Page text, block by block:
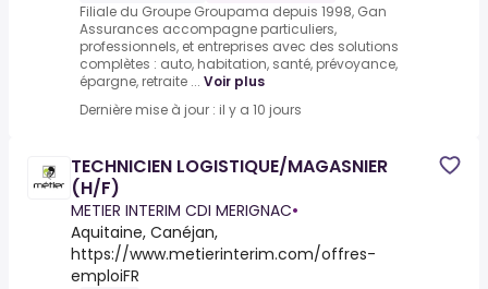
Filiale du Groupe Groupama depuis 1998, Gan
Assurances accompagne particuliers,
professionnels, et entreprises avec des solutions
complètes : auto, habitation, santé, prévoyance,
épargne, retraite ... Voir plus
Dernière mise à jour : il y a 10 jours
TECHNICIEN LOGISTIQUE/MAGASNIER
(H/F)
METIER INTERIM CDI MERIGNAC•
Aquitaine, Canéjan,
https://www.metierinterim.com/offres-
emploiFR